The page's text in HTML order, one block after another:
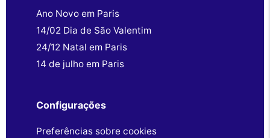
Ano Novo em Paris
14/02 Dia de São Valentim
24/12 Natal em Paris
14 de julho em Paris
Configurações
Preferências sobre cookies